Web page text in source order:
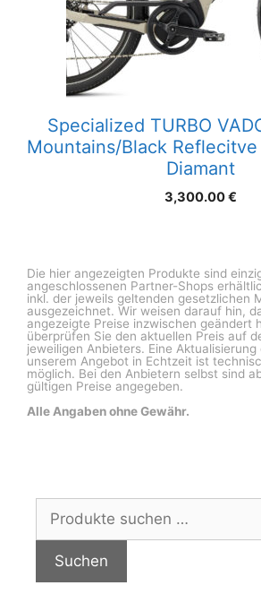
Specialized TURBO
Mountains/Black Reflecitve
Diamant
3,300.00€
Die hier angezeigten Produkte sind
angeschlossenen Partner-Shops
inkl. der jeweils geltenden gesetzlichen
ausgezeichnet. Wir weisen darauf hin,
angezeigte Preise inzwischen geändert
überprüfen Sie den aktuellen Preis auf
jeweiligen Anbieters. Eine
unserem Angebot in Echtzeit ist
möglich. Bei den Anbietern selbst sind
gültigen Preise angegeben.
Alle Angaben ohne Gewähr.
nach:
Suchen